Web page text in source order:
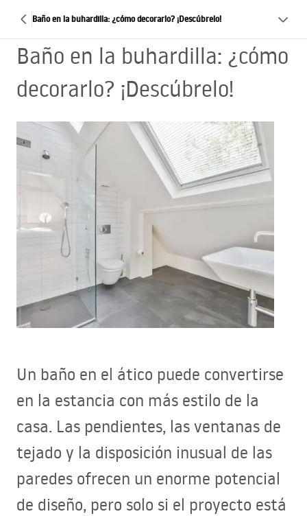
Baño en la buhardilla: ¿cómo decorarlo? ¡Descúbrelo!
Baño en la buhardilla: ¿cómo
decorarlo? ¡Descúbrelo!
Un baño en el ático puede convertirse
en la estancia con más estilo de la
casa. Las pendientes, las ventanas de
tejado y la disposición inusual de las
paredes ofrecen un enorme potencial
de diseño, pero solo si el proyecto está